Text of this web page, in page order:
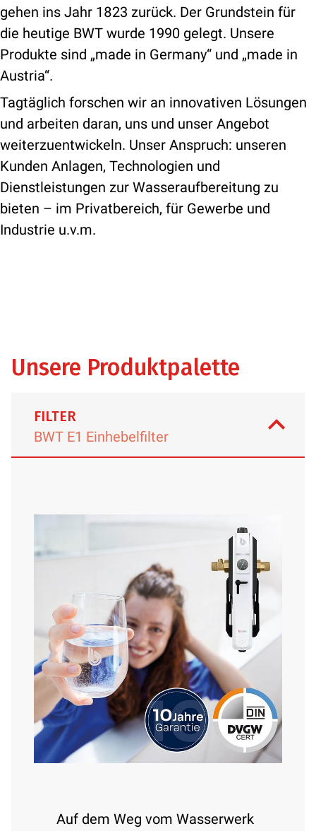
gehen ins Jahr 1823 zurück. Der Grundstein für
die heutige BWT wurde 1990 gelegt. Unsere
Produkte sind „made in Germany“ und „made in
Austria“.
Tagtäglich forschen wir an innovativen Lösungen
und arbeiten daran, uns und unser Angebot
weiterzuentwickeln. Unser Anspruch: unseren
Kunden Anlagen, Technologien und
Dienstleistungen zur Wasseraufbereitung zu
bieten – im Privatbereich, für Gewerbe und
Industrie u.v.m.
Unsere Produktpalette
FILTER
BWT E1 Einhebelfilter
Auf dem Weg vom Wasserwerk